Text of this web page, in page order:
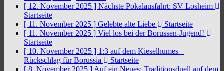
[ 12. November 2025 ] Nächste Pokalausfahrt: SV Losheim
Startseite
[ 11. November 2025 ] Gelebte alte Liebe
Startseite
[ 11. November 2025 ] Viel los bei der Borussen-Jugend!
Startseite
[ 10. November 2025 ] 1:3 auf dem Kieselhumes –
Rückschlag für Borussia
Startseite
[ 8. November 2025 ] Auf ein Neues: Traditionsduell auf dem